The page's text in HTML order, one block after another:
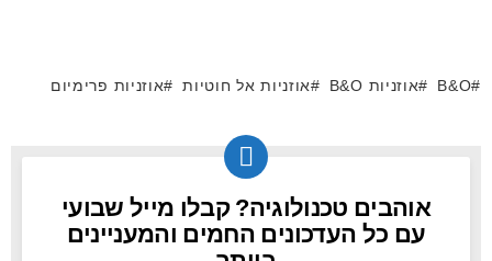
B&O אוזניות B&O אוזניות אל חוטיות אוזניות פרימיום
NEWSLETTER
אוהבים טכנולוגיה? קבלו מייל שבועי
עם כל העדכונים החמים והמעניינים